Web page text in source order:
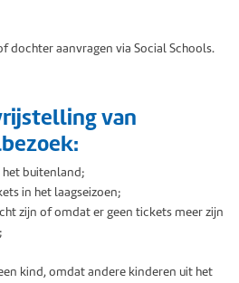
dochter aanvragen via Social Schools.
van
buitenland;
in het laagseizoen;
zijn of omdat er geen tickets meer zijn
kind, omdat andere kinderen uit het